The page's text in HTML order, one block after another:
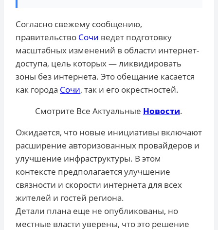
Согласно свежему сообщению,
правительство Сочи ведет подготовку
масштабных изменений в области интернет-
доступа, цель которых — ликвидировать
зоны без интернета. Это обещание касается
как города Сочи, так и его окрестностей.
Смотрите Все Актуальные Новости.
Ожидается, что новые инициативы включают
расширение авторизованных провайдеров и
улучшение инфраструктуры. В этом
контексте предполагается улучшение
связности и скорости интернета для всех
жителей и гостей региона.
Детали плана еще не опубликованы, но
местные власти уверены, что это решение